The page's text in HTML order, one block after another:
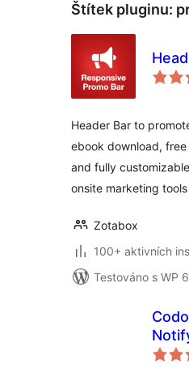
Štítek pluginu:
Header Bar to
ebook download,
and fully
onsite marketing
Zotabox
100+ aktivních
Testováno s WP
Bar,